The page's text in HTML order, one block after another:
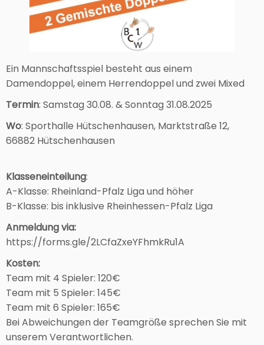
Ein Mannschaftsspiel besteht aus einem
Damendoppel, einem Herrendoppel und zwei Mixed
Termin: Samstag 30.08. & Sonntag 31.08.2025
Wo: Sporthalle Hütschenhausen, Marktstraße 12,
66882 Hütschenhausen
Klasseneinteilung:
A-Klasse: Rheinland-Pfalz Liga und höher
B-Klasse: bis inklusive Rheinhessen-Pfalz Liga
Anmeldung via:
https://forms.gle/2LCfaZxeYFhmkRu1A
Kosten:
Team mit 4 Spieler: 120€
Team mit 5 Spieler: 145€
Team mit 6 Spieler: 165€
Bei Abweichungen der Teamgröße sprechen Sie mit
unserem Verantwortlichen.